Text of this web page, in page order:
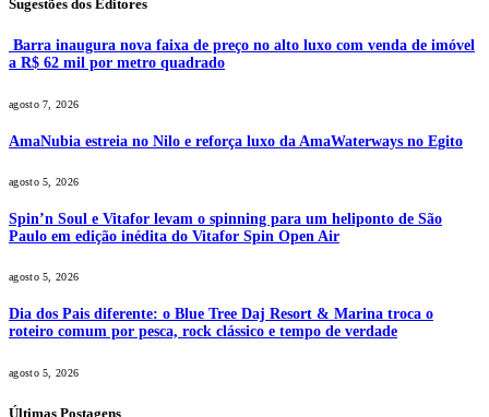
Sugestões dos Editores
Barra inaugura nova faixa de preço no alto luxo com venda de imóvel
a R$ 62 mil por metro quadrado
agosto 7, 2026
AmaNubia estreia no Nilo e reforça luxo da AmaWaterways no Egito
agosto 5, 2026
Spin’n Soul e Vitafor levam o spinning para um heliponto de São
Paulo em edição inédita do Vitafor Spin Open Air
agosto 5, 2026
Dia dos Pais diferente: o Blue Tree Daj Resort & Marina troca o
roteiro comum por pesca, rock clássico e tempo de verdade
agosto 5, 2026
Últimas Postagens